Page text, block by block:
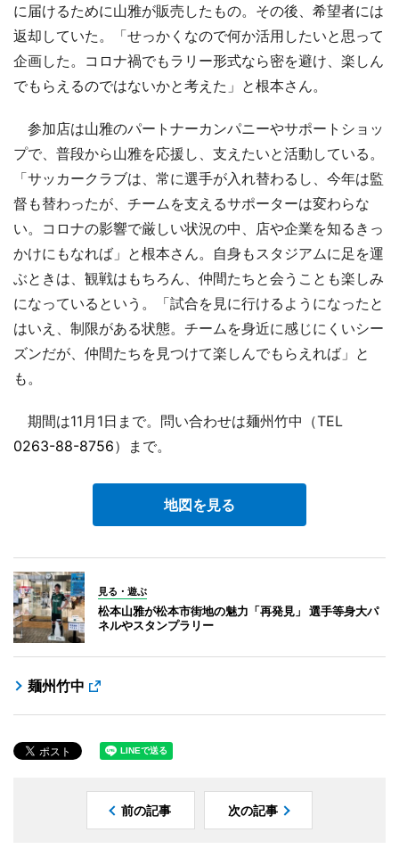
に届けるために山雅が販売したもの。その後、希望者には
返却していた。「せっかくなので何か活用したいと思って
企画した。コロナ禍でもラリー形式なら密を避け、楽しん
でもらえるのではないかと考えた」と根本さん。
参加店は山雅のパートナーカンパニーやサポートショッ
プで、普段から山雅を応援し、支えたいと活動している。
「サッカークラブは、常に選手が入れ替わるし、今年は監
督も替わったが、チームを支えるサポーターは変わらな
い。コロナの影響で厳しい状況の中、店や企業を知るきっ
かけにもなれば」と根本さん。自身もスタジアムに足を運
ぶときは、観戦はもちろん、仲間たちと会うことも楽しみ
になっているという。「試合を見に行けるようになったと
はいえ、制限がある状態。チームを身近に感じにくいシー
ズンだが、仲間たちを見つけて楽しんでもらえれば」と
も。
期間は11月1日まで。問い合わせは麺州竹中（TEL
0263-88-8756）まで。
地図を見る
見る・遊ぶ
松本山雅が松本市街地の魅力「再発見」 選手等身大パ
ネルやスタンプラリー
麺州竹中
前の記事 次の記事